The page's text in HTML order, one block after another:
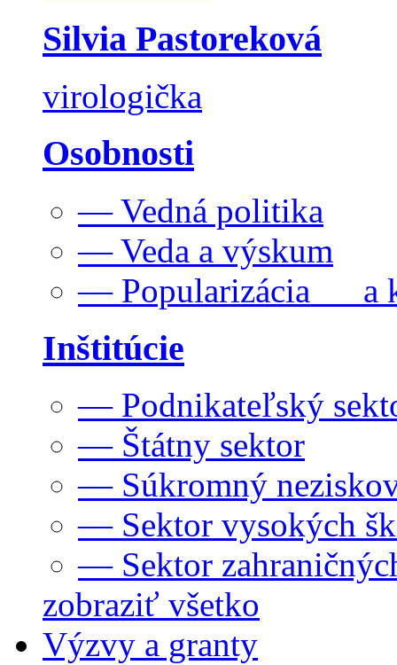
Silvia Pastoreková
virologička
Osobnosti
— Vedná politika
— Veda a výskum
— Popularizácia a
Inštitúcie
— Podnikateľský
— Štátny sektor
— Súkromný
— Sektor vysokých
— Sektor
zobraziť všetko
Výzvy a granty